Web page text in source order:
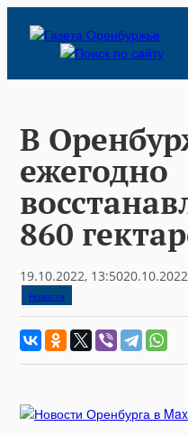
В
ежегодно
860
19.10.2022, 13:50
Новости